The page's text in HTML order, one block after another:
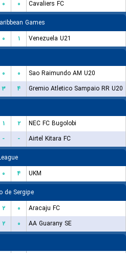
۰ ۰
Cavaliers FC
Games
۰ ۱
Venezuela U21
۰ ۰
Sao Raimundo AM U20
۳ ۴
Gremio Atletico Sampaio RR U20
۱ ۲
NEC FC Bugolobi
- -
Airtel Kitara FC
۰ ۴
UKM
de Sergipe
۲ ۰
Aracaju FC
۲ ۰
AA Guarany SE